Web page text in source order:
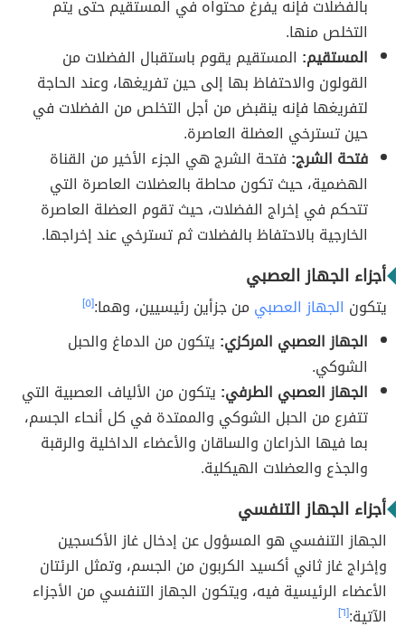
بالفضلات فإنه يفرغ محتواه في المستقيم حتى يتم
التخلص منها.
المستقيم: المستقيم يقوم باستقبال الفضلات من
القولون والاحتفاظ بها إلى حين تفريغها، وعند الحاجة
لتفريغها فإنه ينقبض من أجل التخلص من الفضلات في
حين تسترخي العضلة العاصرة.
فتحة الشرج: فتحة الشرج هي الجزء الأخير من القناة
الهضمية، حيث تكون محاطة بالعضلات العاصرة التي
تتحكم في إخراج الفضلات، حيث تقوم العضلة العاصرة
الخارجية بالاحتفاظ بالفضلات ثم تسترخي عند إخراجها.
أجزاء الجهاز العصبي
يتكون الجهاز العصبي من جزأين رئيسيين، وهما:[٥]
الجهاز العصبي المركزي: يتكون من الدماغ والحبل
الشوكي.
الجهاز العصبي الطرفي: يتكون من الألياف العصبية التي
تتفرع من الحبل الشوكي والممتدة في كل أنحاء الجسم،
بما فيها الذراعان والساقان والأعضاء الداخلية والرقبة
والجذع والعضلات الهيكلية.
أجزاء الجهاز التنفسي
الجهاز التنفسي هو المسؤول عن إدخال غاز الأكسجين
وإخراج غاز ثاني أكسيد الكربون من الجسم، وتمثل الرئتان
الأعضاء الرئيسية فيه، ويتكون الجهاز التنفسي من الأجزاء
الآتية:[٦]